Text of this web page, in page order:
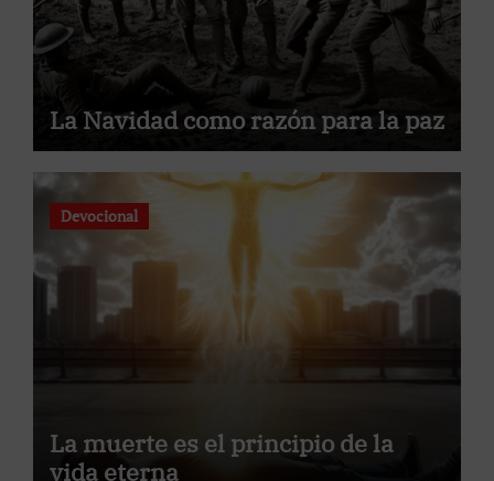
La Navidad como razón para la paz
Devocional
La muerte es el principio de la
vida eterna